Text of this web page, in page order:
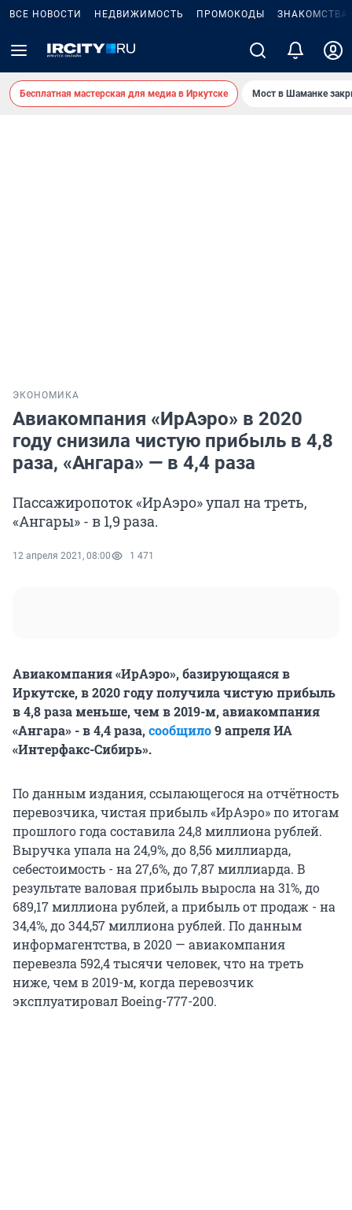
ВСЕ НОВОСТИ НЕДВИЖИМОСТЬ ПРОМОКОДЫ ЗНАКОМСТВА
Бесплатная мастерская для медиа в Иркутске Мост в Шаманке
ЭКОНОМИКА
Авиакомпания «ИрАэро» в 2020
году снизила чистую прибыль в 4,8
раза, «Ангара» — в 4,4 раза
Пассажиропоток «ИрАэро» упал на треть,
«Ангары» - в 1,9 раза.
12 апреля 2021, 08:00 1 471
Авиакомпания «ИрАэро», базирующаяся в
Иркутске, в 2020 году получила чистую прибыль
в 4,8 раза меньше, чем в 2019-м, авиакомпания
«Ангара» - в 4,4 раза,сообщило9 апреля ИА
«Интерфакс-Сибирь».
По данным издания, ссылающегося на отчётность
перевозчика, чистая прибыль «ИрАэро» по итогам
прошлого года составила 24,8 миллиона рублей.
Выручка упала на 24,9%, до 8,56 миллиарда,
себестоимость - на 27,6%, до 7,87 миллиарда. В
результате валовая прибыль выросла на 31%, до
689,17 миллиона рублей, а прибыль от продаж - на
34,4%, до 344,57 миллиона рублей. По данным
информагентства, в 2020 — авиакомпания
перевезла 592,4 тысячи человек, что на треть
ниже, чем в 2019-м, когда перевозчик
эксплуатировал Boeing-777-200.